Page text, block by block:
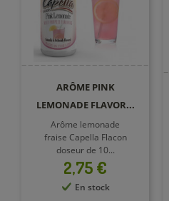
ARÔME PINK
LEMONADE FLAVOR...
Arôme lemonade
fraise Capella Flacon
doseur de 10...
Prix
2,75 €
En stock